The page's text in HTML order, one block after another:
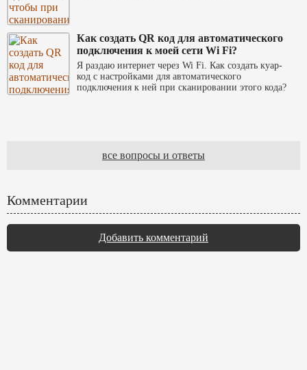
Как создать QR код для автоматического
подключения к моей сети Wi Fi?
Я раздаю интернет через Wi Fi. Как создать куар-
код с настройками для автоматического
подключения к ней при сканировании этого кода?
все вопросы и ответы
Комментарии
Добавить комментарий